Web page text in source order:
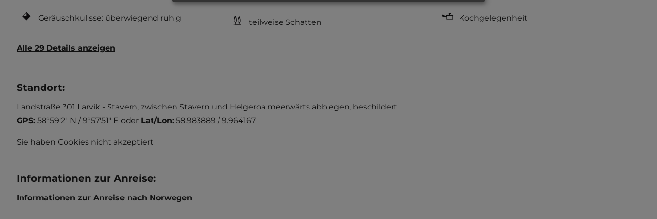
Geräuschkulisse: überwiegend ruhig teilweise Schatten Kochgelegenheit
Alle 29 Details anzeigen
Standort:
Landstraße 301 Larvik - Stavern, zwischen Stavern und Helgeroa meerwärts abbiegen, beschildert.
GPS: 58°59'2" N / 9°57'51" E oder Lat/Lon: 58.983889 / 9.964167
Sie haben Cookies nicht akzeptiert
Informationen zur Anreise:
Informationen zur Anreise nach Norwegen